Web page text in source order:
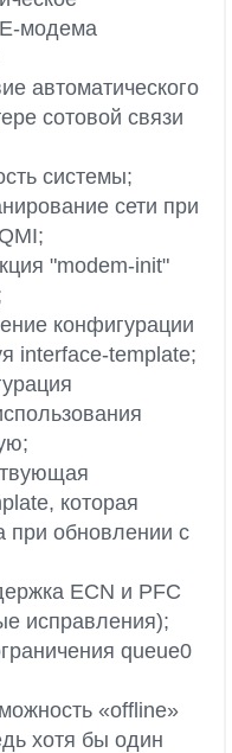
модема
автоматического
сотовой связи
системы;
сети при
"modem-init"
конфигурации
interface-template;
которая
при обновлении с
ECN и PFC
исправления);
queue0
«offline»
хотя бы один